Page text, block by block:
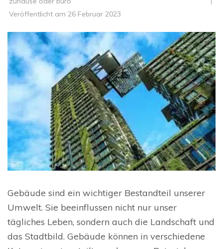
Veröffentlicht am 26 Februar 2023
Gebäude sind ein wichtiger Bestandteil unserer
Umwelt. Sie beeinflussen nicht nur unser
tägliches Leben, sondern auch die Landschaft und
das Stadtbild. Gebäude können in verschiedene